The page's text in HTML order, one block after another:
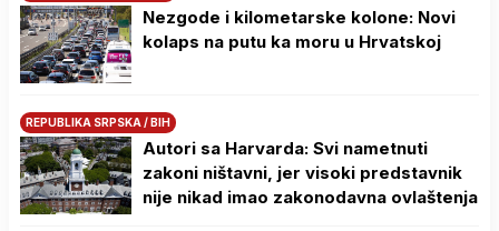
Nezgode i kilometarske kolone: Novi
kolaps na putu ka moru u Hrvatskoj
REPUBLIKA SRPSKA / BIH
Autori sa Harvarda: Svi nametnuti
zakoni ništavni, jer visoki predstavnik
nije nikad imao zakonodavna ovlaštenja